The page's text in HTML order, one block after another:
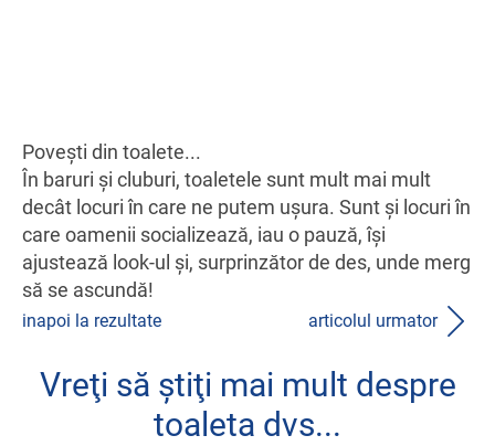
Poveşti din toalete...
În baruri şi cluburi, toaletele sunt mult mai mult
decât locuri în care ne putem uşura. Sunt şi locuri în
care oamenii socializează, iau o pauză, îşi
ajustează look-ul şi, surprinzător de des, unde merg
să se ascundă!
inapoi la rezultate articolul urmator
Vreţi să ştiţi mai mult despre
toaleta dvs...